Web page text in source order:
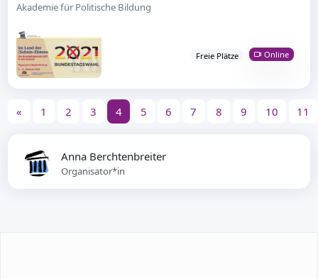
Akademie für Politische Bildung
Freie Plätze Online
« 1 2 3 4 5 6 7 8 9 10 11
Anna Berchtenbreiter
Organisator*in